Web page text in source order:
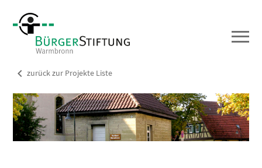
chevron_leftzurück zur Projekte Liste